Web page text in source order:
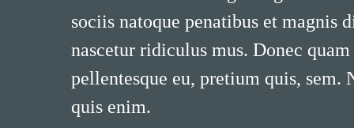
sociis natoque penatibus et magnis
nascetur ridiculus mus. Donec
pellentesque eu, pretium quis, sem.
quis enim.